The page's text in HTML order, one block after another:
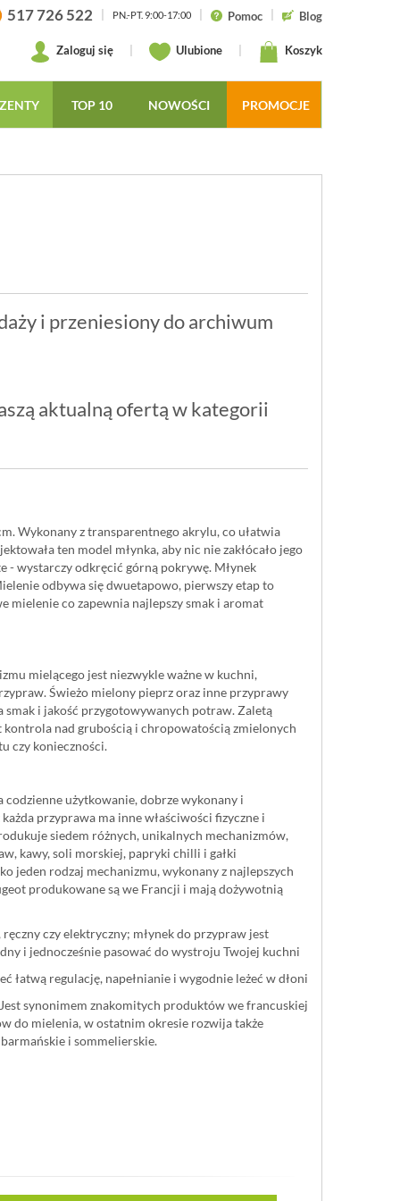
517 726 522 PN.-PT. 9:00-17:00 Pomoc Blog
Zaloguj się Ulubione Koszyk
TOP 10 NOWOŚCI PROMOCJE
i przeniesiony do archiwum
aktualną ofertą w kategorii
Wykonany z transparentnego akrylu, co ułatwia
ten model młynka, aby nic nie zakłócało jego
- wystarczy odkręcić górną pokrywę. Młynek
odbywa się dwuetapowo, pierwszy etap to
mielenie co zapewnia najlepszy smak i aromat
mielącego jest niezwykle ważne w kuchni,
Świeżo mielony pieprz oraz inne przyprawy
i jakość przygotowywanych potraw. Zaletą
kontrola nad grubością i chropowatością zmielonych
czy konieczności.
użytkowanie, dobrze wykonany i
przyprawa ma inne właściwości fizyczne i
siedem różnych, unikalnych mechanizmów,
kawy, soli morskiej, papryki chilli i gałki
jeden rodzaj mechanizmu, wykonany z najlepszych
produkowane są we Francji i mają dożywotnią
czy elektryczny; młynek do przypraw jest
i jednocześnie pasować do wystroju Twojej kuchni
łatwą regulację, napełnianie i wygodnie leżeć w dłoni
synonimem znakomitych produktów we francuskiej
do mielenia, w ostatnim okresie rozwija także
i sommelierskie.